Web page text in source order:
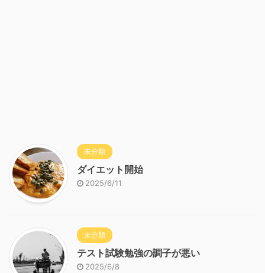
未分類
ダイエット開始
2025/6/11
未分類
テスト試験勉強の調子が悪い
2025/6/8